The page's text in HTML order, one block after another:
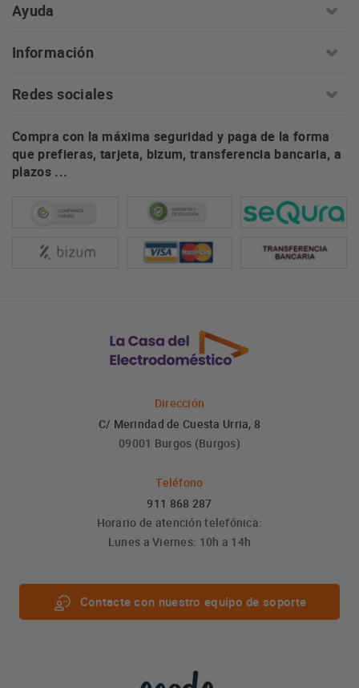
Ayuda
Información
Redes sociales
Compra con la máxima seguridad y paga de la forma
que prefieras, tarjeta, bizum, transferencia bancaria, a
plazos ...
Dirección
C/ Merindad de Cuesta Urria, 8
09001 Burgos (Burgos)
Teléfono
911 868 287
Horario de atención telefónica:
Lunes a Viernes: 10h a 14h
Contacte con nuestro equipo de soporte